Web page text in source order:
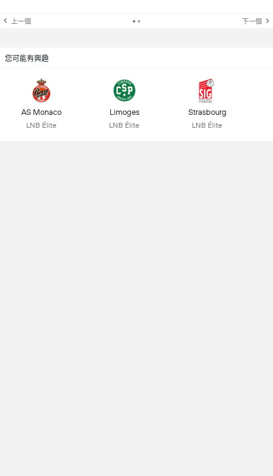
上一個 下一個
您可能有興趣
AS Monaco
LNB Élite
Limoges
LNB Élite
Strasbourg
LNB Élite